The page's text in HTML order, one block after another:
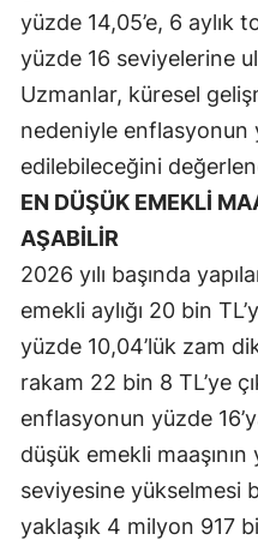
yüzde 14,05’e, 6 aylık
yüzde 16 seviyelerine
Uzmanlar, küresel
nedeniyle enflasyonun
edilebileceğini
EN DÜŞÜK EMEKLİ
AŞABİLİR
2026 yılı başında
emekli aylığı 20 bin
yüzde 10,04’lük zam
rakam 22 bin 8 TL’ye
enflasyonun yüzde
düşük emekli
seviyesine yükselmesi
yaklaşık 4 milyon 917